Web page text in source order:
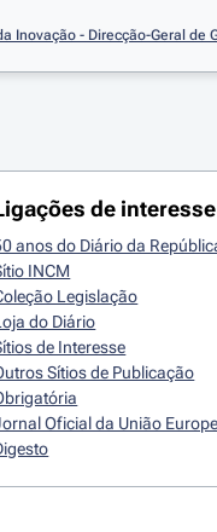
Inovação - Direcção-Geral de
de interesse
anos do Diário da
INCM
Legislação
do Diário
de Interesse
Sítios de Publicação
Oficial da União